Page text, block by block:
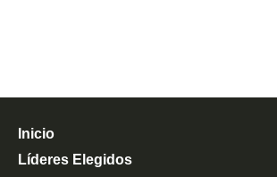
Inicio
Líderes Elegidos